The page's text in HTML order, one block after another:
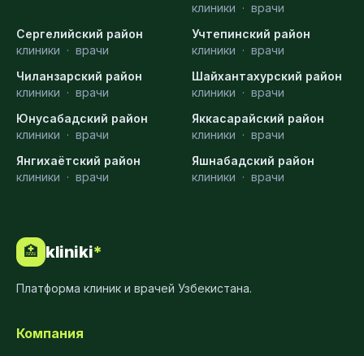
клиники · врачи
Сергелийский район
клиники · врачи
Учтепинский район
клиники · врачи
Чиланзарский район
клиники · врачи
Шайхантахурский район
клиники · врачи
Юнусабадский район
клиники · врачи
Яккасарайский район
клиники · врачи
Янгихаётский район
клиники · врачи
Яшнабадский район
клиники · врачи
🏥 kliniki*
Платформа клиник и врачей Узбекистана.
Компания